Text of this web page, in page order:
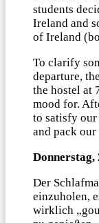
students
Ireland and
of Ireland
To clarify
departure,
the hostel at
mood for.
to satisfy
and pack our
Donnerstag,
Der
einzuholen,
wirklich